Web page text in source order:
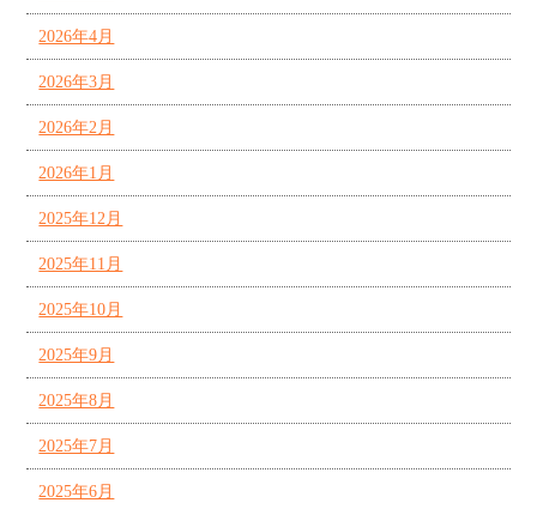
2026年4月
2026年3月
2026年2月
2026年1月
2025年12月
2025年11月
2025年10月
2025年9月
2025年8月
2025年7月
2025年6月